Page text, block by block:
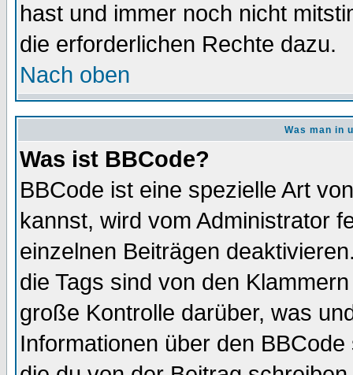
hast und immer noch nicht
die erforderlichen Rechte dazu.
Nach oben
Was man in
Was ist BBCode?
BBCode ist eine spezielle Art
kannst, wird vom Administrator
einzelnen Beiträgen
die Tags sind von den
große Kontrolle darüber, was
Informationen über den